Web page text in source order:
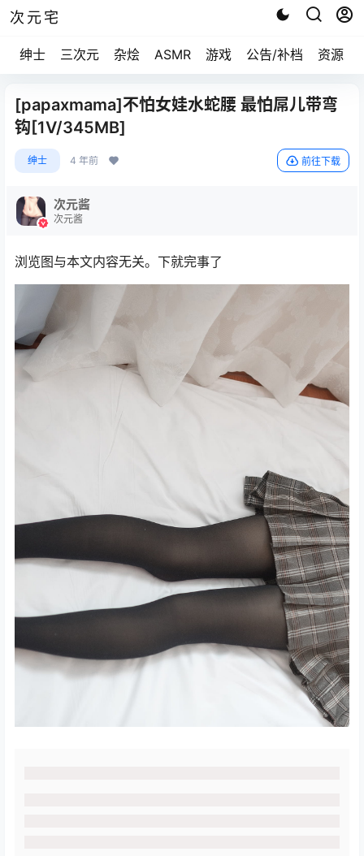
次元宅
绅士 三次元 杂烩 ASMR 游戏 公告/补档 资源求
[papaxmama]不怕女娃水蛇腰 最怕屌儿带弯
钩[1V/345MB]
绅士 4 年前 前往下载
次元酱
次元酱
浏览图与本文内容无关。下就完事了